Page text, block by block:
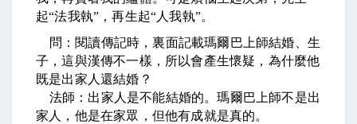
起“法我執” ，再生起“人我執”。
問：閱讀傳記時，裏面記載瑪爾巴上師結婚、生
子，這與漢傳不一樣，所以會產生懷疑，為什麼他
既是出家人還結婚？
法師：出家人是不能結婚的。瑪爾巴上師不是出
家人，他是在家眾，但他有成就是真的。